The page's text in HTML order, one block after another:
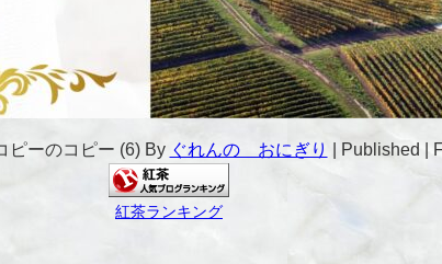
ピーのコピー (6) By ぐれんの おにぎり Published
紅茶ランキング